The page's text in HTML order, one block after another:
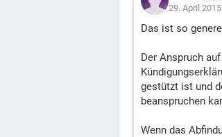
29. April
Das ist so
Der Anspruch
gestützt ist und
beanspruchen
Wenn das